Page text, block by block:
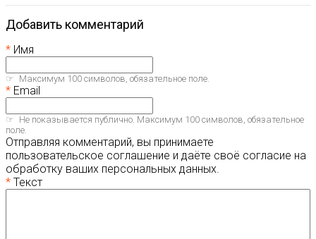
Добавить комментарий
Имя
Максимум 100 символов, обязательное поле.
Email
Не показывается публично. Максимум 100 символов, обязательное
поле.
Отправляя комментарий, вы принимаете
пользовательское соглашение и даёте своё согласие на
обработку ваших персональных данных.
Текст